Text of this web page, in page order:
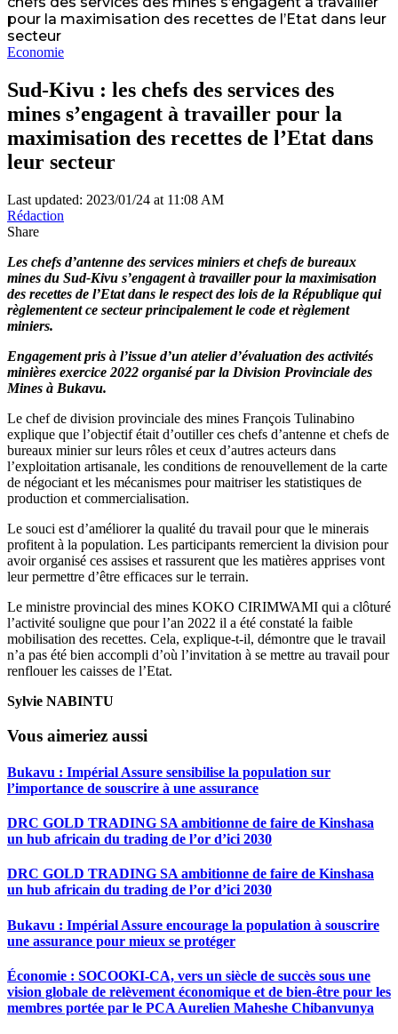
pour la maximisation des recettes de l’Etat dans leur
secteur
Economie
Sud-Kivu : les chefs des services des
mines s’engagent à travailler pour la
maximisation des recettes de l’Etat dans
leur secteur
Last updated: 2023/01/24 at 11:08 AM
Rédaction
Share
Les chefs d’antenne des services miniers et chefs de bureaux
mines du Sud-Kivu s’engagent à travailler pour la maximisation
des recettes de l’Etat dans le respect des lois de la République qui
règlementent ce secteur principalement le code et règlement
miniers.
Engagement pris à l’issue d’un atelier d’évaluation des activités
minières exercice 2022 organisé par la Division Provinciale des
Mines à Bukavu.
Le chef de division provinciale des mines François Tulinabino
explique que l’objectif était d’outiller ces chefs d’antenne et chefs de
bureaux minier sur leurs rôles et ceux d’autres acteurs dans
l’exploitation artisanale, les conditions de renouvellement de la carte
de négociant et les mécanismes pour maitriser les statistiques de
production et commercialisation.
Le souci est d’améliorer la qualité du travail pour que le minerais
profitent à la population. Les participants remercient la division pour
avoir organisé ces assises et rassurent que les matières apprises vont
leur permettre d’être efficaces sur le terrain.
Le ministre provincial des mines KOKO CIRIMWAMI qui a clôturé
l’activité souligne que pour l’an 2022 il a été constaté la faible
mobilisation des recettes. Cela, explique-t-il, démontre que le travail
n’a pas été bien accompli d’où l’invitation à se mettre au travail pour
renflouer les caisses de l’Etat.
Sylvie NABINTU
Vous aimeriez aussi
Bukavu : Impérial Assure sensibilise la population sur
l’importance de souscrire à une assurance
DRC GOLD TRADING SA ambitionne de faire de Kinshasa
un hub africain du trading de l’or d’ici 2030
DRC GOLD TRADING SA ambitionne de faire de Kinshasa
un hub africain du trading de l’or d’ici 2030
Bukavu : Impérial Assure encourage la population à souscrire
une assurance pour mieux se protéger
Économie : SOCOOKI-CA, vers un siècle de succès sous une
vision globale de relèvement économique et de bien-être pour les
membres portée par le PCA Aurelien Maheshe Chibanvunya